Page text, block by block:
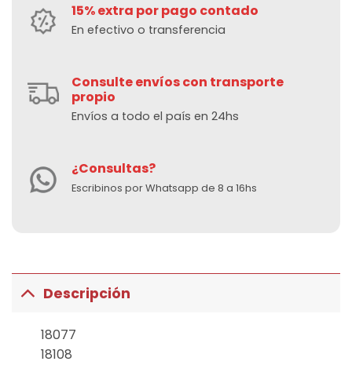
15% extra por pago contado
En efectivo o transferencia
Consulte envíos con transporte
propio
Envíos a todo el país en 24hs
¿Consultas?
Escribinos por Whatsapp de 8 a 16hs
Descripción
18077
18108